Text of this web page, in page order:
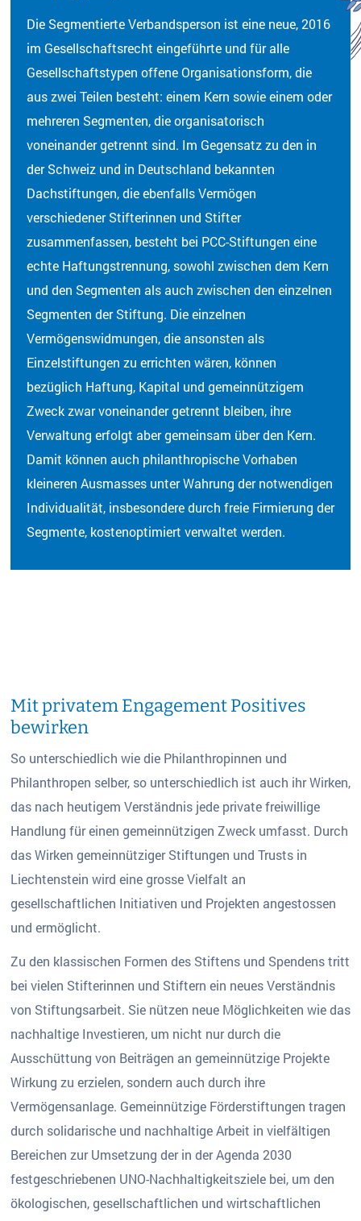
Die Segmentierte Verbandsperson ist eine neue, 2016
im Gesellschaftsrecht eingeführte und für alle
Gesellschaftstypen offene Organisationsform, die
aus zwei Teilen besteht: einem Kern sowie einem oder
mehreren Segmenten, die organisatorisch
voneinander getrennt sind. Im Gegensatz zu den in
der Schweiz und in Deutschland bekannten
Dachstiftungen, die ebenfalls Vermögen
verschiedener Stifterinnen und Stifter
zusammenfassen, besteht bei PCC-Stiftungen eine
echte Haftungstrennung, sowohl zwischen dem Kern
und den Segmenten als auch zwischen den einzelnen
Segmenten der Stiftung. Die einzelnen
Vermögenswidmungen, die ansonsten als
Einzelstiftungen zu errichten wären, können
bezüglich Haftung, Kapital und gemeinnützigem
Zweck zwar voneinander getrennt bleiben, ihre
Verwaltung erfolgt aber gemeinsam über den Kern.
Damit können auch philanthropische Vorhaben
kleineren Ausmasses unter Wahrung der notwendigen
Individualität, insbesondere durch freie Firmierung der
Segmente, kostenoptimiert verwaltet werden.
Mit privatem Engagement Positives
bewirken
So unterschiedlich wie die Philanthropinnen und
Philanthropen selber, so unterschiedlich ist auch ihr Wirken,
das nach heutigem Verständnis jede private freiwillige
Handlung für einen gemeinnützigen Zweck umfasst. Durch
das Wirken gemeinnütziger Stiftungen und Trusts in
Liechtenstein wird eine grosse Vielfalt an
gesellschaftlichen Initiativen und Projekten angestossen
und ermöglicht.
Zu den klassischen Formen des Stiftens und Spendens tritt
bei vielen Stifterinnen und Stiftern ein neues Verständnis
von Stiftungsarbeit. Sie nützen neue Möglichkeiten wie das
nachhaltige Investieren, um nicht nur durch die
Ausschüttung von Beiträgen an gemeinnützige Projekte
Wirkung zu erzielen, sondern auch durch ihre
Vermögensanlage. Gemeinnützige Förderstiftungen tragen
durch solidarische und nachhaltige Arbeit in vielfältigen
Bereichen zur Umsetzung der in der Agenda 2030
festgeschriebenen UNO-Nachhaltigkeitsziele bei, um den
ökologischen, gesellschaftlichen und wirtschaftlichen